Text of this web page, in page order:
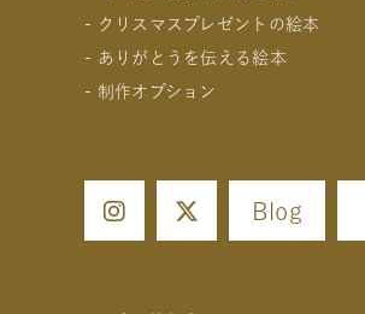
- 初節句のお祝いの絵本
- 入園・入学／卒園・卒業祝いの
- 還暦祝いの絵本
- 小学生の子供への誕生日プレゼ
- 中学生、高校生、大学生への誕
- 20歳の誕生日プレゼントの絵本
- 夫への結婚記念日の絵本
- 両親への結婚記念日の絵本
- 友人、知人への結婚記念日の絵
- 交際記念日のプレゼントの絵本
- 生まれて一万日記念日の絵本
- バレンタインデー / ホワイトデ
- クリスマスプレゼントの絵本
- 0歳、1歳、2歳のクリスマスプ
- 3歳、4歳、5歳、6歳の幼児へ
- ありがとうを伝える絵本
- 制作オプション
Blog